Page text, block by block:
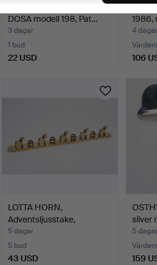
JACOB ÄNGMAN för GAB,
DOSA modell 198, Pat…
3 dagar
1 bud
22 USD
1986,
4 dagar
106
LOTTA HORN,
Adventsljusstake,
"Nocturnus" …
5 dagar
5 bud
43 USD
silver
5 dagar
159